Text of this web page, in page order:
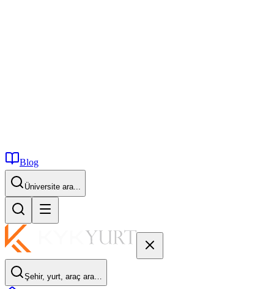
Blog
Üniversite ara...
Şehir, yurt, araç ara…